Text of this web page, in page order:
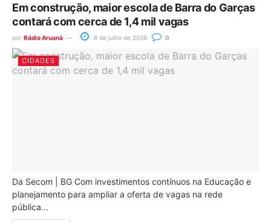
Em construção, maior escola de Barra do Garças
contará com cerca de 1,4 mil vagas
por Rádio Aruanã 8 de julho de 2026 0
CIDADES
Da Secom | BG Com investimentos contínuos na Educação e
planejamento para ampliar a oferta de vagas na rede
pública...